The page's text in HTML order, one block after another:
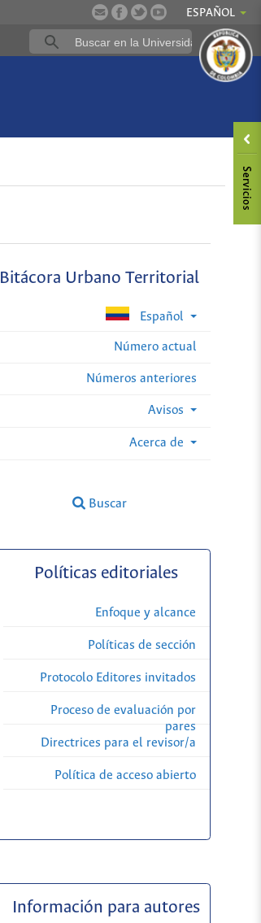
ESPAÑOL
Bitácora Urbano Territorial
Español
Número actual
Números anteriores
Avisos
Acerca de
Buscar
Políticas editoriales
Enfoque y alcance
Políticas de sección
Protocolo Editores invitados
Proceso de evaluación por
pares
Directrices para el revisor/a
Política de acceso abierto
Información para autores